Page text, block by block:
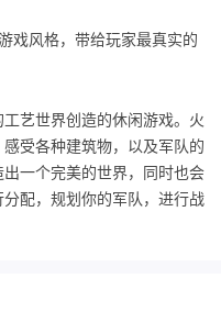
戏风格，带给玩家最真实的
艺世界创造的休闲游戏。火
受各种建筑物，以及军队的
一个完美的世界，同时也会
配，规划你的军队，进行战